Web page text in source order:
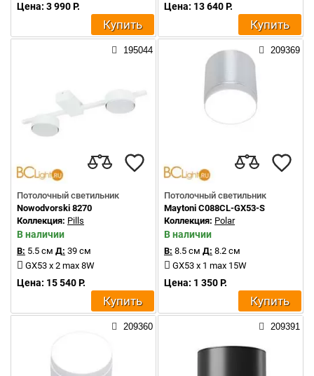
Цена: 3 990 Р.
Купить
Цена: 13 640 Р.
Купить
195044
Потолочный светильник
Nowodvorski 8270
Коллекция: Pills
В наличии
В: 5.5 см Д: 39 см
GX53 x 2 max 8W
Цена: 15 540 Р.
Купить
209369
Потолочный светильник
Maytoni C088CL-GX53-S
Коллекция: Polar
В наличии
В: 8.5 см Д: 8.2 см
GX53 x 1 max 15W
Цена: 1 350 Р.
Купить
209360 209391